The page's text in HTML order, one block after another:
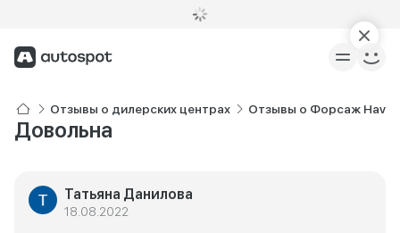
Отзывы о дилерских центрах Отзывы о Форсаж Haval
Довольна
Татьяна Данилова
18.08.2022